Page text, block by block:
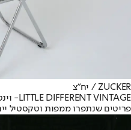
ZUCKER / יח"צ
LITTLE DIFFERENT VINTAGE
-
פריטים שנתפרו ממפות וטקסטיל